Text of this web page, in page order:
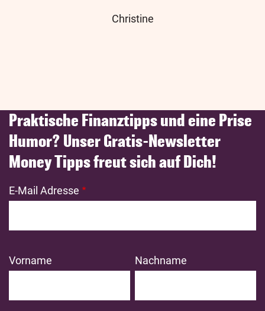
Christine
Praktische Finanztipps und eine Prise
Humor? Unser Gratis-Newsletter
Money Tipps freut sich auf Dich!
E-Mail Adresse
Vorname Nachname